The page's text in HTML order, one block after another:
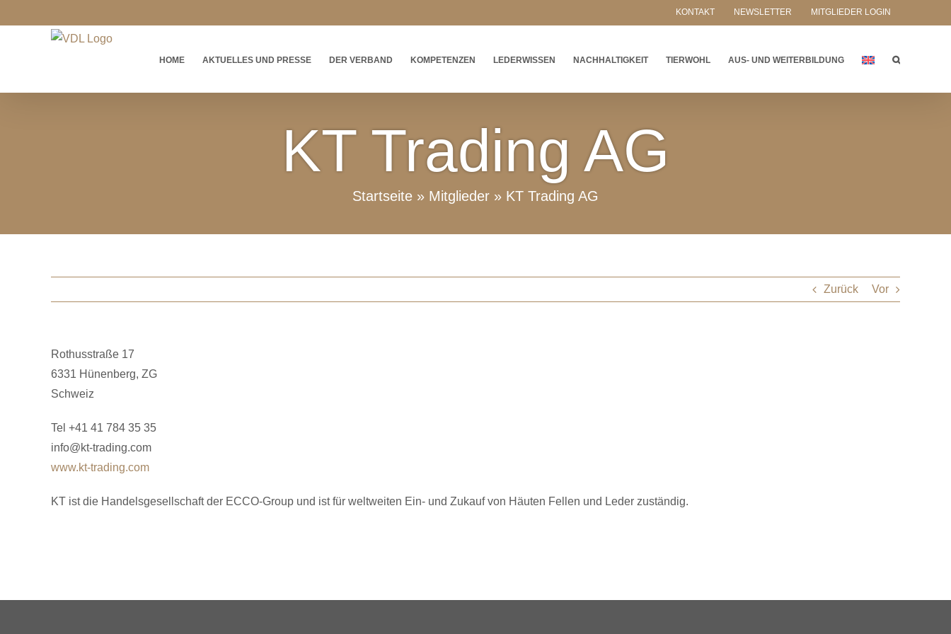
Inhalt
KONTAKT NEWSLETTER MITGLIEDER LOGIN
HOME AKTUELLES UND PRESSE DER VERBAND KOMPETENZEN LEDERWISSEN NACHHALTIGKEIT TIERWOHL AUS- UND WEITERBILDUNG
KT Trading AG
Startseite » Mitglieder » KT Trading AG
Zurück Vor
Rothusstraße 17
6331 Hünenberg, ZG
Schweiz
Tel +41 41 784 35 35
info@kt-trading.com
www.kt-trading.com
KT ist die Handelsgesellschaft der ECCO-Group und ist für weltweiten Ein- und Zukauf von Häuten Fellen und Leder zuständig.